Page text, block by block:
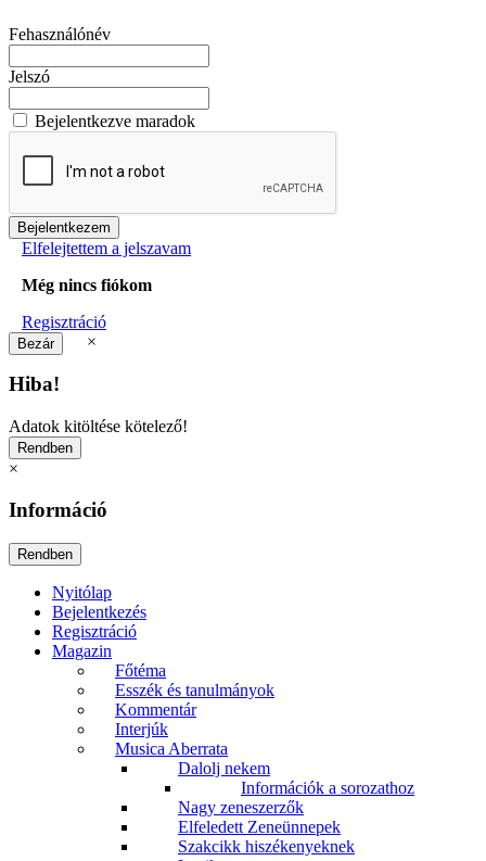
Fehasználónév
Jelszó
Bejelentkezve maradok
Elfelejtettem a jelszavam
Még nincs fiókom
Regisztráció
×
Hiba!
Adatok kitöltése kötelező!
×
Információ
Nyitólap
Bejelentkezés
Regisztráció
Magazin
Főtéma
Esszék és tanulmányok
Kommentár
Interjúk
Musica Aberrata
Dalolj nekem
Információk a sorozathoz
Nagy zeneszerzők
Elfeledett Zeneünnepek
Szakcikk hiszékenyeknek